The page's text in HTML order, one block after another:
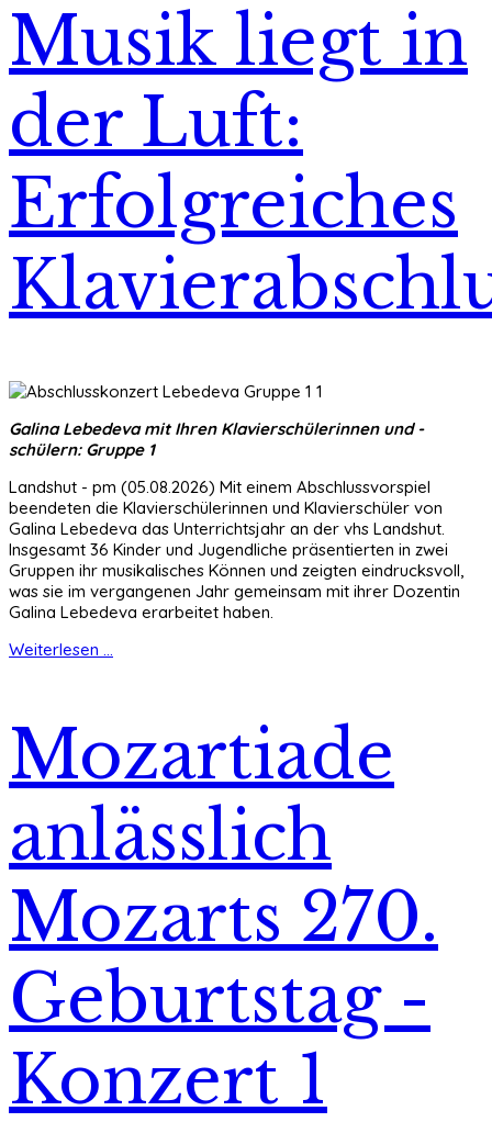
Musik liegt in
der Luft:
Erfolgreiches
Galina Lebedeva mit Ihren Klavierschülerinnen und -
schülern: Gruppe 1
Landshut - pm (05.08.2026) Mit einem Abschlussvorspiel
beendeten die Klavierschülerinnen und Klavierschüler von
Galina Lebedeva das Unterrichtsjahr an der vhs Landshut.
Insgesamt 36 Kinder und Jugendliche präsentierten in zwei
Gruppen ihr musikalisches Können und zeigten eindrucksvoll,
was sie im vergangenen Jahr gemeinsam mit ihrer Dozentin
Galina Lebedeva erarbeitet haben.
Weiterlesen ...
Mozartiade
anlässlich
Mozarts 270.
Geburtstag -
Konzert 1